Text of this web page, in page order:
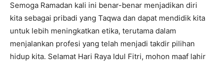
Semoga Ramadan kali ini benar-benar menjadikan diri
kita sebagai pribadi yang Taqwa dan dapat mendidik kita
untuk lebih meningkatkan etika, terutama dalam
menjalankan profesi yang telah menjadi takdir pilihan
hidup kita. Selamat Hari Raya Idul Fitri, mohon maaf lahir